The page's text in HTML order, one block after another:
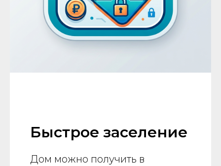
Быстрое заселение
Дом можно получить в